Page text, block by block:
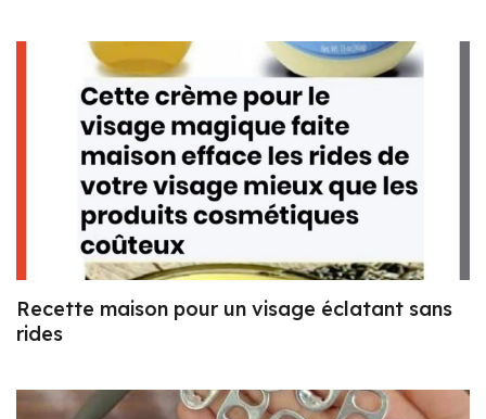
Recette maison pour un visage éclatant sans
rides